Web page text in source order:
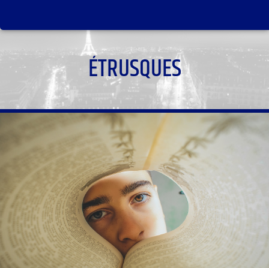
ÉTRUSQUES